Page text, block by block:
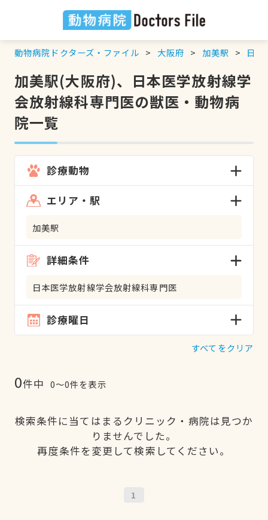
動物病院ドクターズ・ファイル 大阪府 加美駅 日本
加美駅(大阪府)、日本医学放射線学
会放射線科専門医の獣医・動物病
院一覧
診療動物
エリア・駅
加美駅
詳細条件
日本医学放射線学会放射線科専門医
診療曜日
すべてをクリア
0件中 0〜0件を表示
検索条件に当てはまるクリニック・病院は見つか
りませんでした。
再度条件を変更して検索してください。
1